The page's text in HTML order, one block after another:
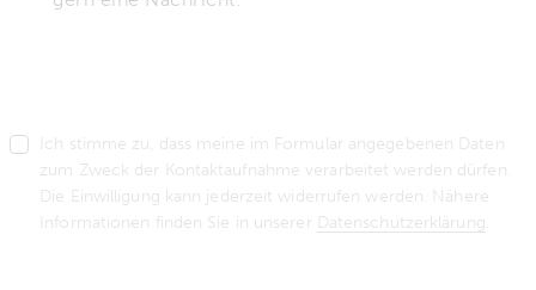
Ich stimme zu, dass meine im Formular angegebenen Daten
zum Zweck der Kontaktaufnahme verarbeitet werden dürfen.
Die Einwilligung kann jederzeit widerrufen werden. Nähere
Informationen finden Sie in unserer
Datenschutzerklärung